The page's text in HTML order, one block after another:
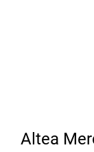
Altea